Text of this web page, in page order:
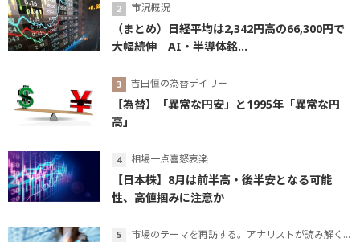
市況概況
（まとめ）日経平均は2,342円高の66,300円で
大幅続伸 AI・半導体銘...
吉田恒の為替デイリー
【為替】「異常な円安」と1995年「異常な円
高」
相場一点喜怒哀楽
【日本株】8月は前半高・後半安となる可能
性、高値掴みに注意か
市場のテーマを再訪する。アナリストが読み解くテーマの本質